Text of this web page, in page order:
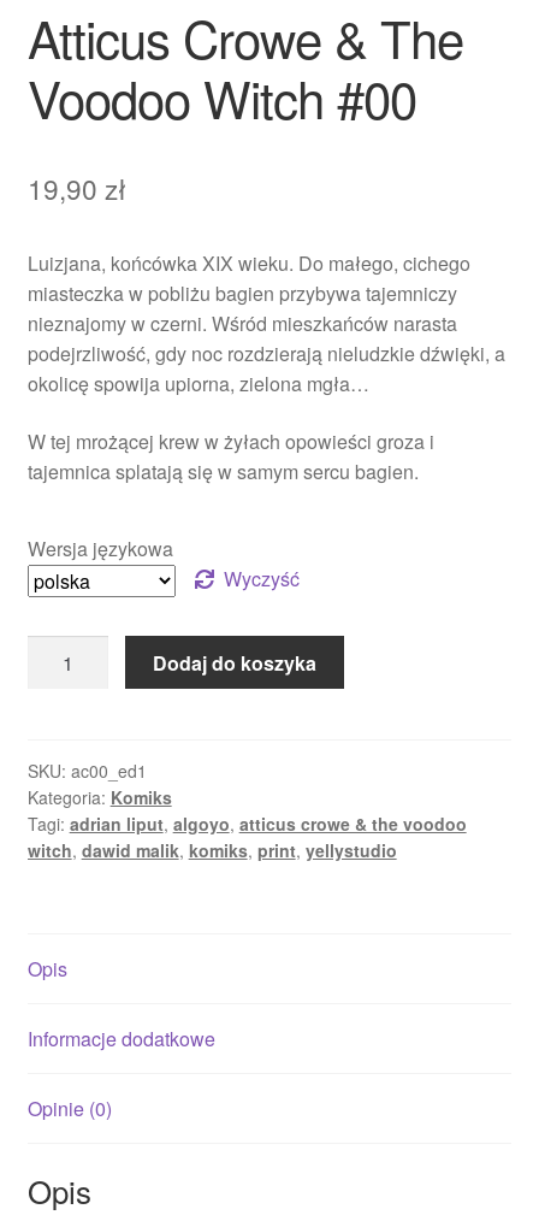
Atticus Crowe & The
Voodoo Witch #00
19,90 zł
Luizjana, końcówka XIX wieku. Do małego, cichego
miasteczka w pobliżu bagien przybywa tajemniczy
nieznajomy w czerni. Wśród mieszkańców narasta
podejrzliwość, gdy noc rozdzierają nieludzkie dźwięki, a
okolicę spowija upiorna, zielona mgła…
W tej mrożącej krew w żyłach opowieści groza i
tajemnica splatają się w samym sercu bagien.
Wersja językowa
Wyczyść
Dodaj do koszyka
SKU: ac00_ed1
Kategoria: Komiks
Tagi: adrian liput, algoyo, atticus crowe & the voodoo
witch, dawid malik, komiks, print, yellystudio
Opis
Informacje dodatkowe
Opinie (0)
Opis